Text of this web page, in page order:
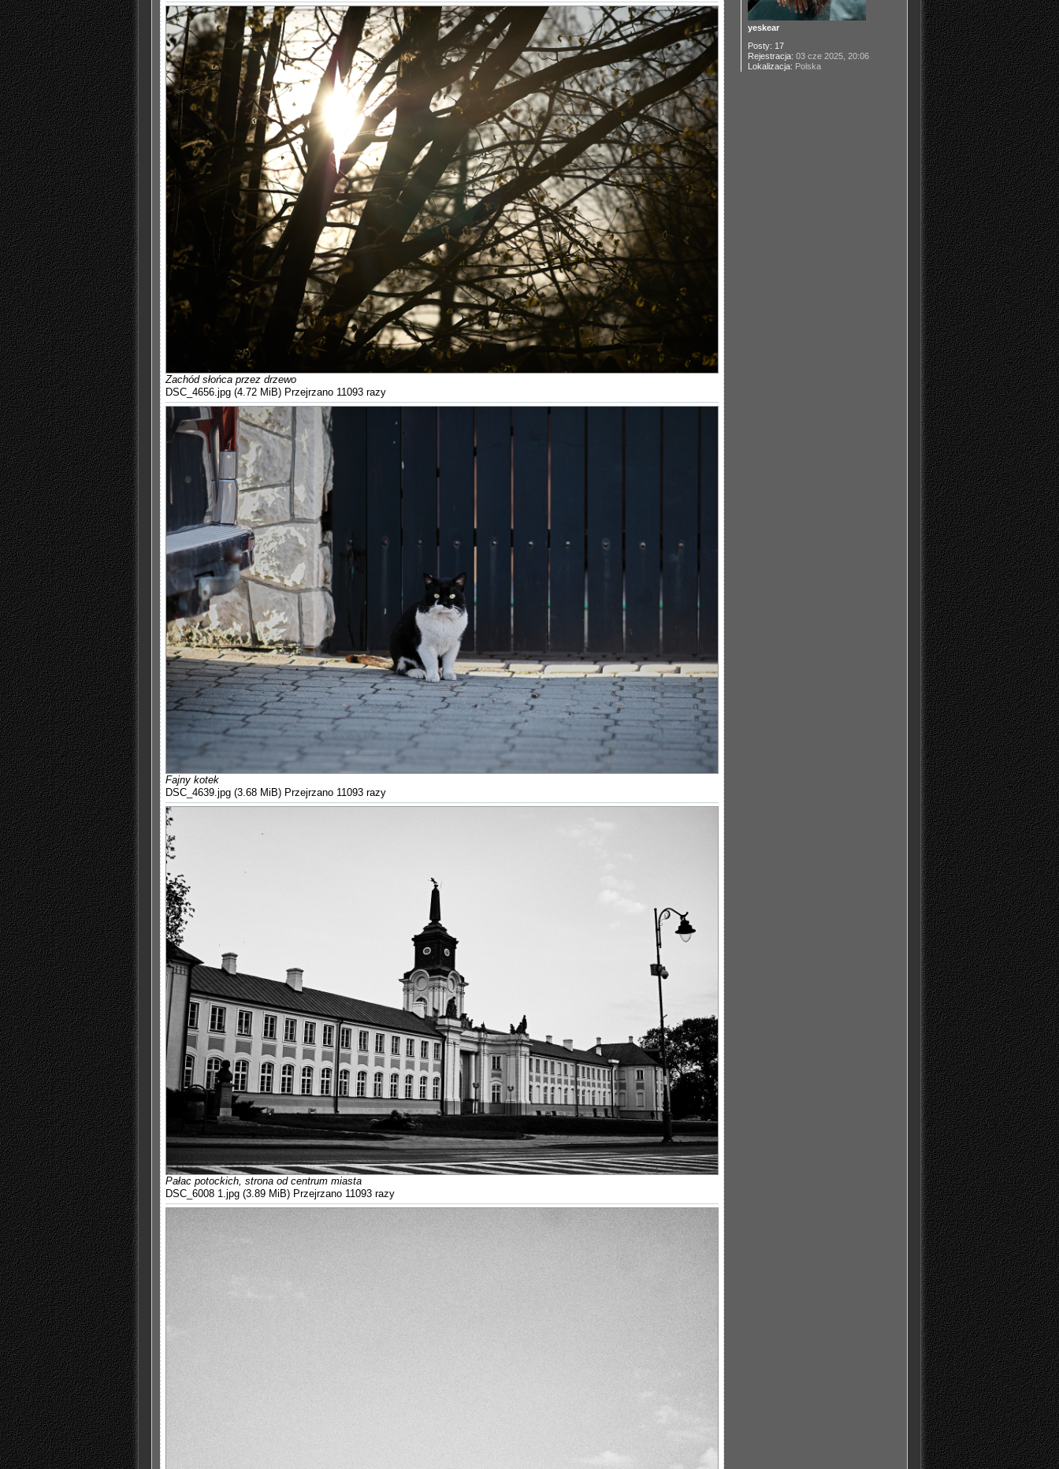
yeskear
Posty: 17
Rejestracja: 03 cze 2025, 20:06
Lokalizacja: Polska
Zachód słońca przez drzewo
DSC_4656.jpg (4.72 MiB) Przejrzano 11093 razy
Fajny kotek
DSC_4639.jpg (3.68 MiB) Przejrzano 11093 razy
Pałac potockich, strona od centrum miasta
DSC_6008 1.jpg (3.89 MiB) Przejrzano 11093 razy